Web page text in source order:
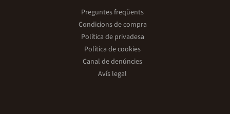
Preguntes freqüents
Condicions de compra
Política de privadesa
Política de cookies
Canal de denúncies
Avís legal